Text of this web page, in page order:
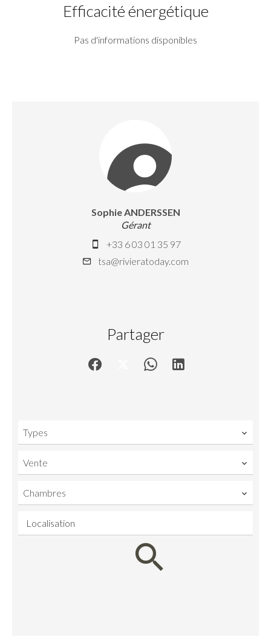
Efficacité énergétique
Pas d'informations disponibles
Sophie ANDERSSEN
Gérant
+33 6 03 01 35 97
tsa@rivieratoday.com
Partager
Types
Vente
Chambres
Localisation